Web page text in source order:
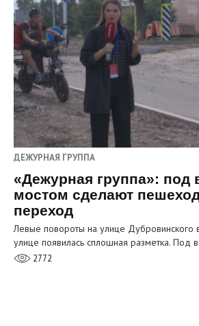
ДЕЖУРНАЯ ГРУППА
«Дежурная группа»: под
мостом сделают
переход
Левые повороты на улице Дубровинского
улице появилась сплошная разметка. Под
2772